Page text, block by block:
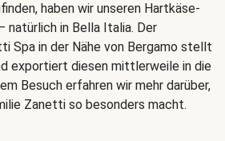
haben wir unseren Hartkäse-
natürlich in Bella Italia. Der
Spa in der Nähe von Bergamo stellt
exportiert diesen mittlerweile in die
Besuch erfahren wir mehr darüber,
Zanetti so besonders macht.